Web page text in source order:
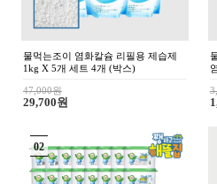
조이수 초순수 3차 살균 정제수 증류
수 100ml 지게차 배터리 화장품 약국
5,000원
0